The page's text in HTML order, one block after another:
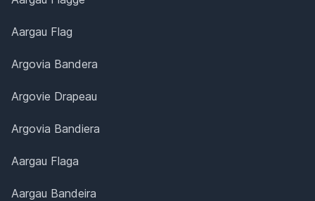
Aargau Flag
Argovia Bandera
Argovie Drapeau
Argovia Bandiera
Aargau Flaga
Aargau Bandeira